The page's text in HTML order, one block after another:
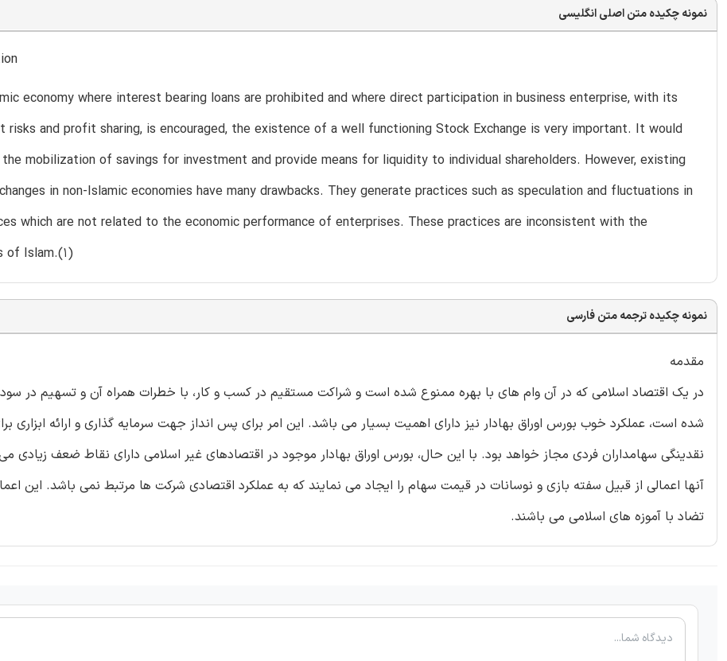
نمونه چکیده متن اصلی انگلیسی
economy where interest bearing loans are prohibited and where direct participation in business enterprise, with its
risks and profit sharing, is encouraged, the existence of a well functioning Stock Exchange is very important. It would
mobilization of savings for investment and provide means for liquidity to individual shareholders. However, existing
in non-Islamic economies have many drawbacks. They generate practices such as speculation and fluctuations in
which are not related to the economic performance of enterprises. These practices are inconsistent with the
of Islam.(1)
نمونه چکیده ترجمه متن فارسی
مقدمه
در یک اقتصاد اسلامی که در آن وام های با بهره ممنوع شده است و شراکت مستقیم در کسب و کار، با خطرات همراه آن و تسهیم در
شده است، عملکرد خوب بورس اوراق بهادار نیز دارای اهمیت بسیار می باشد. این امر برای پس انداز جهت سرمایه گذاری و ارائه ابزاری
نقدینگی سهامداران فردی مجاز خواهد بود. با این حال، بورس اوراق بهادار موجود در اقتصادهای غیر اسلامی دارای نقاط ضعف زیادی
آنها اعمالی از قبیل سفته بازی و نوسانات در قیمت سهام را ایجاد می نمایند که به عملکرد اقتصادی شرکت ها مرتبط نمی باشد. این
تضاد با آموزه های اسلامی می باشند.